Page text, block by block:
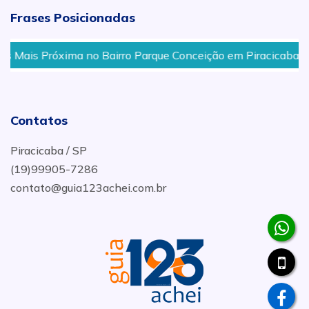
Frases Posicionadas
Parque Conceição em Piracicaba, SP Acessórios
Contatos
Piracicaba / SP
(19)99905-7286
contato@guia123achei.com.br